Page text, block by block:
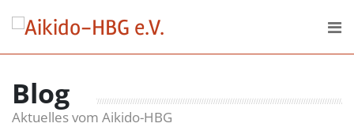
Blog
Aktuelles vom Aikido-HBG
AKTUELLES